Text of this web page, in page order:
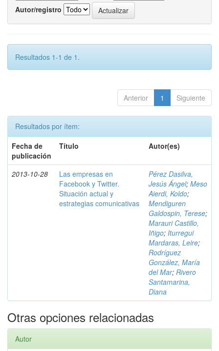
Autor/registro
Resultados 1-1 de 1.
Anterior 1 Siguiente
Resultados por ítem:
Fecha de
publicación
Título Autor(es)
2013-10-28
Las empresas en
Facebook y Twitter.
Situación actual y
estrategias comunicativas
Pérez Dasilva,
Jesús Ángel; Meso
Aierdi, Koldo;
Mendiguren
Galdospin, Terese;
Marauri Castillo,
Iñigo; Iturregui
Mardaras, Leire;
Rodríguez
González, María
del Mar; Rivero
Santamarina,
Diana
Otras opciones relacionadas
Autor